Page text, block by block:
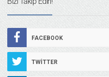
FACEBOOK
TWITTER